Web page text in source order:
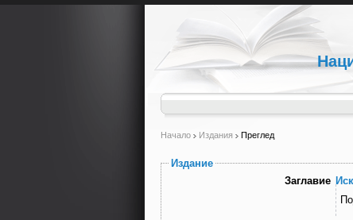
Начало Издания Преглед
Издание
Заглавие